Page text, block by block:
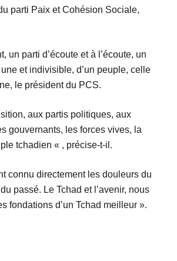
parti Paix et Cohésion Sociale,
un parti d’écoute et à l’écoute, un
et indivisible, d’un peuple, celle
le président du PCS.
aux partis politiques, aux
gouvernants, les forces vives, la
tchadien « , précise-t-il.
connu directement les douleurs du
passé. Le Tchad et l’avenir, nous
fondations d’un Tchad meilleur ».